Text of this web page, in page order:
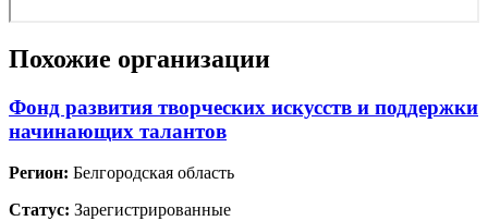
Похожие организации
Фонд развития творческих искусств и поддержки
начинающих талантов
Регион: Белгородская область
Статус: Зарегистрированные